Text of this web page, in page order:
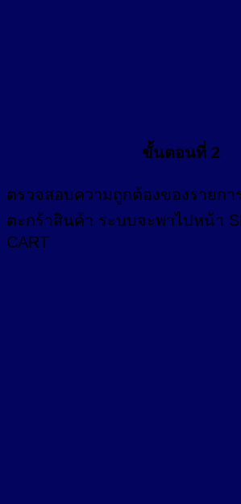
ขั้นตอนที่ 2
ตรวจสอบความถูกต้องของรายก
ตะกร้าสินค้า ระบบจะพาไปหน้า
CART